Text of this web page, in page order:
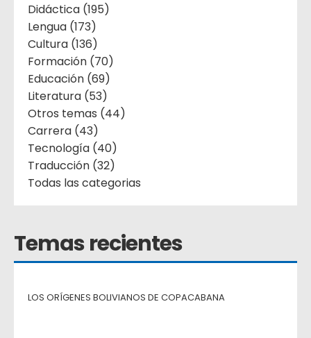
Didáctica (195)
Lengua (173)
Cultura (136)
Formación (70)
Educación (69)
Literatura (53)
Otros temas (44)
Carrera (43)
Tecnología (40)
Traducción (32)
Todas las categorias
Temas recientes
LOS ORÍGENES BOLIVIANOS DE COPACABANA